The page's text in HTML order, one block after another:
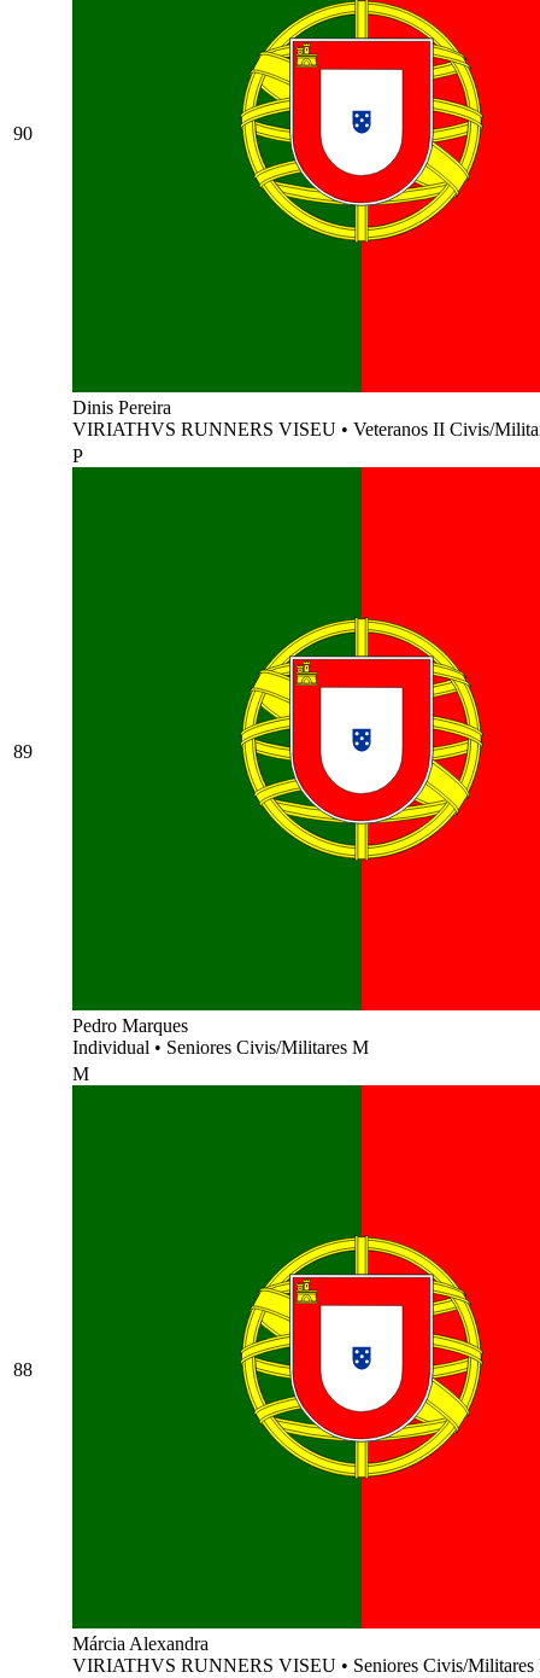
90
Dinis Pereira
VIRIATHVS RUNNERS VISEU • Veteranos II Civis/
89
P
Pedro Marques
Individual • Seniores Civis/Militares M
88
M
Márcia Alexandra
VIRIATHVS RUNNERS VISEU • Seniores Civis/Militares